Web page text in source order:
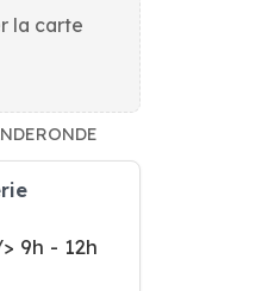
la carte
9h - 12h